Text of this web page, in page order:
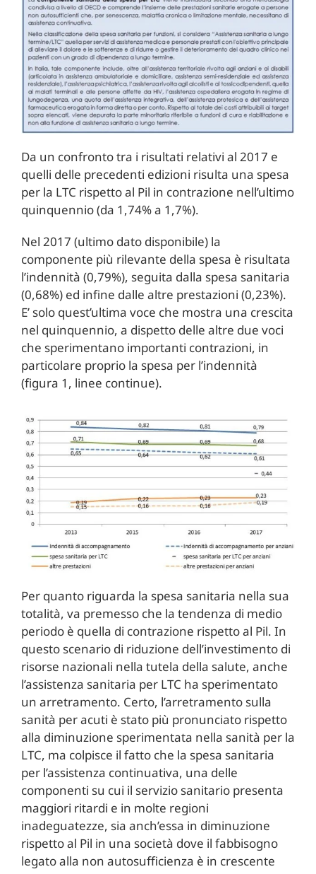
Da un confronto tra i risultati relativi al 2017 e
quelli delle precedenti edizioni risulta una spesa
per la LTC rispetto al Pil in contrazione nell’ultimo
quinquennio (da 1,74% a 1,7%).
Nel 2017 (ultimo dato disponibile) la
componente più rilevante della spesa è risultata
l’indennità (0,79%), seguita dalla spesa sanitaria
(0,68%) ed infine dalle altre prestazioni (0,23%).
E’ solo quest’ultima voce che mostra una crescita
nel quinquennio, a dispetto delle altre due voci
che sperimentano importanti contrazioni, in
particolare proprio la spesa per l’indennità
(figura 1, linee continue).
Per quanto riguarda la spesa sanitaria nella sua
totalità, va premesso che la tendenza di medio
periodo è quella di contrazione rispetto al Pil. In
questo scenario di riduzione dell’investimento di
risorse nazionali nella tutela della salute, anche
l’assistenza sanitaria per LTC ha sperimentato
un arretramento. Certo, l’arretramento sulla
sanità per acuti è stato più pronunciato rispetto
alla diminuzione sperimentata nella sanità per la
LTC, ma colpisce il fatto che la spesa sanitaria
per l’assistenza continuativa, una delle
componenti su cui il servizio sanitario presenta
maggiori ritardi e in molte regioni
inadeguatezze, sia anch’essa in diminuzione
rispetto al Pil in una società dove il fabbisogno
legato alla non autosufficienza è in crescente